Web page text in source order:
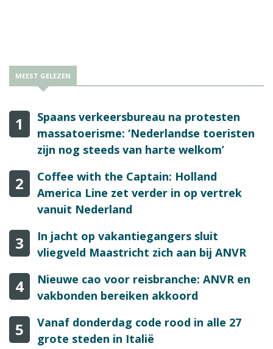
MEEST GELEZEN
1
Spaans verkeersbureau na protesten
massatoerisme: ‘Nederlandse toeristen
zijn nog steeds van harte welkom’
2
Coffee with the Captain: Holland
America Line zet verder in op vertrek
vanuit Nederland
3
In jacht op vakantiegangers sluit
vliegveld Maastricht zich aan bij ANVR
4
Nieuwe cao voor reisbranche: ANVR en
vakbonden bereiken akkoord
5
Vanaf donderdag code rood in alle 27
grote steden in Italië